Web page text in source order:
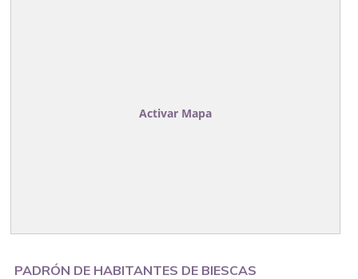
Activar Mapa
PADRÓN DE HABITANTES DE BIESCAS